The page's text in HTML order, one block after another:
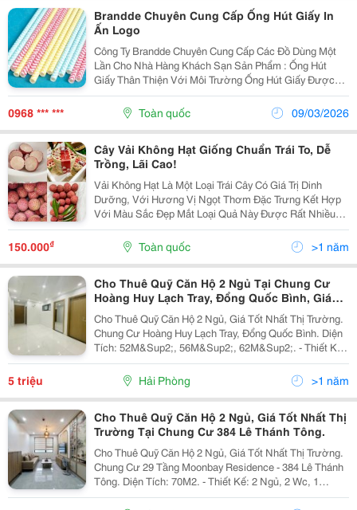
Brandde Chuyên Cung Cấp Ống Hút Giấy In
Ấn Logo
Công Ty Brandde Chuyên Cung Cấp Các Đồ Dùng Một
Lần Cho Nhà Hàng Khách Sạn Sản Phẩm : Ống Hút
Giấy Thân Thiện Với Môi Trường Ống Hút Giấy Được
Sản Xuất Từ Nguyên Liệu Cao Cấp, Tuyệt Đối An Toàn
Cho Người Sử Dụng Theo Tiêu Chuẩn Fda Ống Hút...
0968 *** *** Toàn quốc 09/03/2026
Cây Vải Không Hạt Giống Chuẩn Trái To, Dễ
Trồng, Lãi Cao!
Vải Không Hạt Là Một Loại Trái Cây Có Giá Trị Dinh
Dưỡng, Với Hương Vị Ngọt Thơm Đặc Trưng Kết Hợp
Với Màu Sắc Đẹp Mắt Loại Quả Này Được Rất Nhiều
Người Ưa Thích Mỗi Khi Đến Vụ. Cây Vải Không Hạt
Rất Dễ Trồng, Nếu Áp Dụng Đúng Kỹ Thuật Và Có Quy...
150.000₫ Toàn quốc >1 năm
Cho Thuê Quỹ Căn Hộ 2 Ngủ Tại Chung Cư
Hoàng Huy Lạch Tray, Đổng Quốc Bình, Giá
Tốt, Quỹ Căn Đa Dạng
Cho Thuê Quỹ Căn Hộ 2 Ngủ, Giá Tốt Nhất Thị Trường.
Chung Cư Hoàng Huy Lạch Tray, Đổng Quốc Bình. Diện
Tích: 52M&Sup2;, 56M&Sup2;, 62M&Sup2;. - Thiết Kế:
2 Ngủ, 2 Wc, 1 Phòng Khách, Bếp, Ban Công Hút Gió. -
Vị Trí Trung Tâm, Thuận Tiện Giao...
5 triệu Hải Phòng >1 năm
Cho Thuê Quỹ Căn Hộ 2 Ngủ, Giá Tốt Nhất Thị
Trường Tại Chung Cư 384 Lê Thánh Tông.
Cho Thuê Quỹ Căn Hộ 2 Ngủ, Giá Tốt Nhất Thị Trường.
Chung Cư 29 Tầng Moonbay Residence - 384 Lê Thánh
Tông. Diện Tích: 70M2. - Thiết Kế: 2 Ngủ, 2 Wc, 1
Phòng Khách, Bếp, Ban Công Hút Gió. - Vị Trí Trung